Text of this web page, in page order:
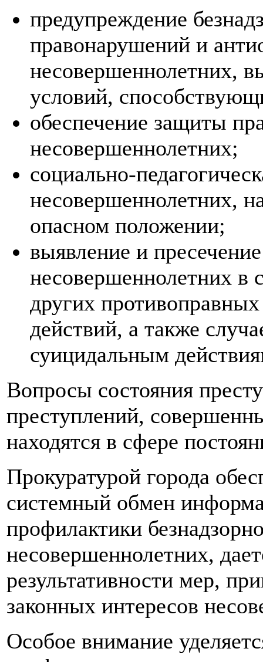
предупреждение
правонарушений и
несовершеннолетних,
условий,
обеспечение защиты
несовершеннолетних;
социально-
несовершеннолетних,
опасном положении;
выявление и
несовершеннолетних в
других
действий, а также
суицидальным
Вопросы состояния
преступлений,
находятся в сфере
Прокуратурой города
системный обмен
профилактики
несовершеннолетних,
результативности мер,
законных интересов
Особое внимание